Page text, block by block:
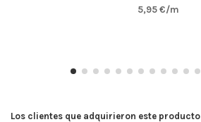
5,95 €/m
Los clientes que adquirieron este